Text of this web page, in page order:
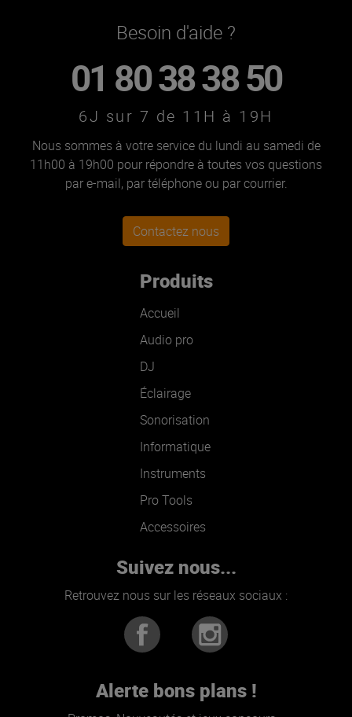
Besoin d'aide ?
01 80 38 38 50
6J sur 7 de 11H à 19H
Nous sommes à votre service du lundi au samedi de
11h00 à 19h00 pour répondre à toutes vos questions
par e-mail, par téléphone ou par courrier.
Contactez nous
Produits
Accueil
Audio pro
DJ
Éclairage
Sonorisation
Informatique
Instruments
Pro Tools
Accessoires
Suivez nous...
Retrouvez nous sur les réseaux sociaux :
Alerte bons plans !